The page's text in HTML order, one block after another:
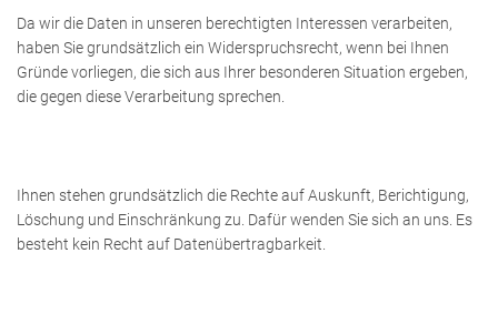
Da wir die Daten in unseren berechtigten Interessen verarbeiten,
haben Sie grundsätzlich ein Widerspruchsrecht, wenn bei Ihnen
Gründe vorliegen, die sich aus Ihrer besonderen Situation ergeben,
die gegen diese Verarbeitung sprechen.
Ihnen stehen grundsätzlich die Rechte auf Auskunft, Berichtigung,
Löschung und Einschränkung zu. Dafür wenden Sie sich an uns. Es
besteht kein Recht auf Datenübertragbarkeit.